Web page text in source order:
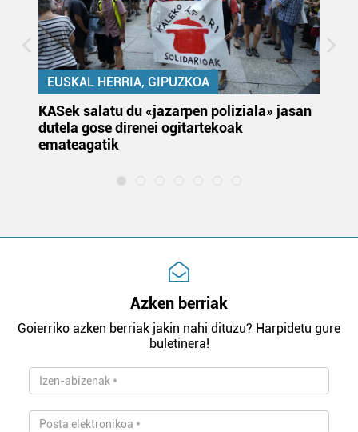
EUSKAL HERRIA, GIPUZKOA
KASek salatu du «jazarpen poliziala» jasan
dutela gose direnei ogitartekoak
emateagatik
Azken berriak
Goierriko azken berriak jakin nahi dituzu? Harpidetu gure
buletinera!